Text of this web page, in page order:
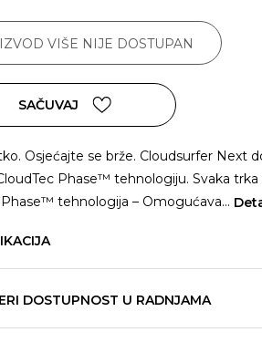
VIŠE NIJE DOSTUPAN
SAČUVAJ
Osjećajte se brže. Cloudsurfer Next
Phase™ tehnologiju. Svaka trka
Phase™ tehnologija – Omogućava...
DOSTUPNOST U RADNJAMA